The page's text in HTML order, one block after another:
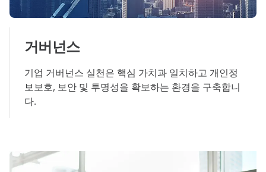
거버넌스
기업 거버넌스 실천은 핵심 가치과 일치하고 개인정
보보호, 보안 및 투명성을 확보하는 환경을 구축합니
다.